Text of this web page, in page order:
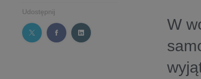
Udostępnij
W